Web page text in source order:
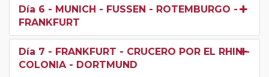
Día 6 - MUNICH - FUSSEN - ROTEMBURGO -
FRANKFURT
Día 7 - FRANKFURT - CRUCERO POR EL RHIN -
COLONIA - DORTMUND